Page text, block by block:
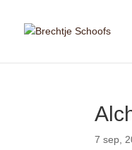
7 sep,